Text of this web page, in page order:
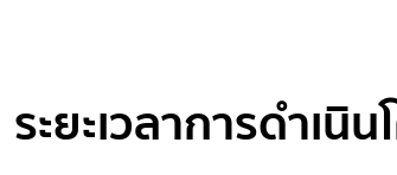
ระยะเวลาการดำเนิ